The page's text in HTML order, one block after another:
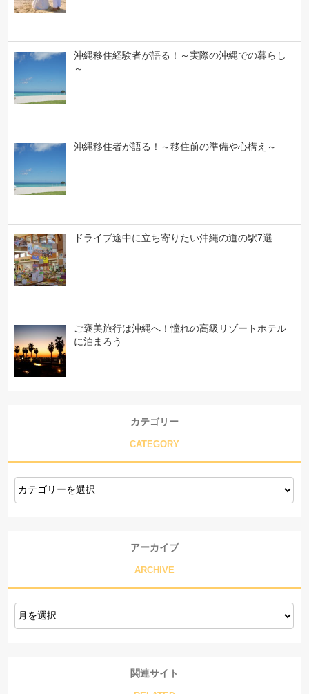
沖縄移住経験者が語る！～実際の沖縄での暮らし
～
沖縄移住者が語る！～移住前の準備や心構え～
ドライブ途中に立ち寄りたい沖縄の道の駅7選
ご褒美旅行は沖縄へ！憧れの高級リゾートホテル
に泊まろう
カテゴリー
CATEGORY
アーカイブ
ARCHIVE
関連サイト